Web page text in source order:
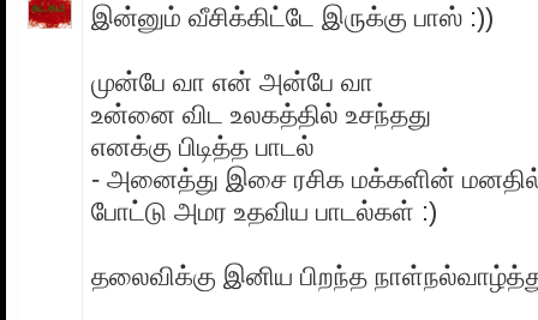
இன்னும் வீசிக்கிட்டே இருக்கு பாஸ் :))
முன்பே வா என் அன்பே வா
உன்னை விட உலகத்தில் உசந்தது
எனக்கு பிடித்த பாடல்
- அனைத்து இசை ரசிக மக்களின்
போட்டு அமர உதவிய பாடல்கள் :)
தலைவிக்கு இனிய பிறந்த